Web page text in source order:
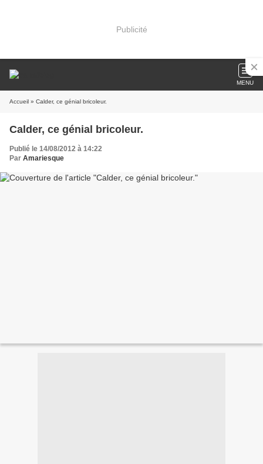
Publicité
MENU
Accueil » Calder, ce génial bricoleur.
Calder, ce génial bricoleur.
Publié le 14/08/2012 à 14:22
Par Amariesque